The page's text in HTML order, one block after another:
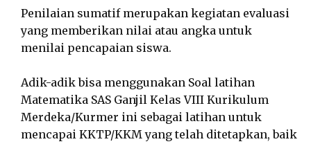
Penilaian sumatif merupakan kegiatan evaluasi
yang memberikan nilai atau angka untuk
menilai pencapaian siswa.
Adik-adik bisa menggunakan Soal latihan
Matematika SAS Ganjil Kelas VIII Kurikulum
Merdeka/Kurmer ini sebagai latihan untuk
mencapai KKTP/KKM yang telah ditetapkan, baik